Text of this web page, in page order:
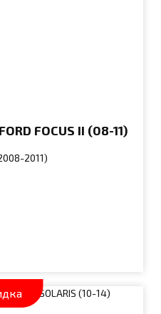
FOCUS II (08-11)
2011)